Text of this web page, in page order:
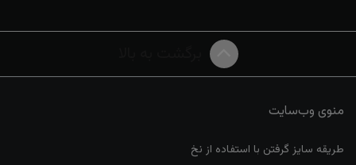
منوی وب‌سایت
طریقه سایز گرفتن با استفاده از نخ